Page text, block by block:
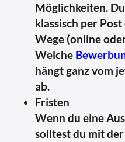
Möglichkeiten.
klassisch per
Wege (online
Welche
hängt ganz vom
ab.
Fristen
Wenn du eine
solltest du mit